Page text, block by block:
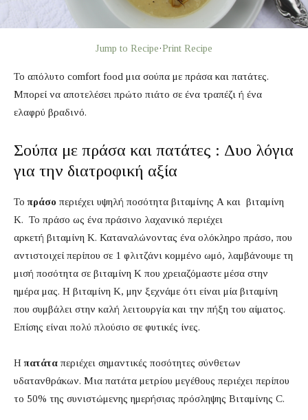
Jump to Recipe·Print Recipe
Το απόλυτο comfort food μια σούπα με πράσα και πατάτες.
Μπορεί να αποτελέσει πρώτο πιάτο σε ένα τραπέζι ή ένα
ελαφρύ βραδινό.
Σούπα με πράσα και πατάτες : Δυο λόγια
για την διατροφική αξία
Το πράσο περιέχει υψηλή ποσότητα βιταμίνης Α και βιταμίνη
Κ. Το πράσο ως ένα πράσινο λαχανικό περιέχει
αρκετή βιταμίνη Κ. Καταναλώνοντας ένα ολόκληρο πράσο, που
αντιστοιχεί περίπου σε 1 φλιτζάνι κομμένο ωμό, λαμβάνουμε τη
μισή ποσότητα σε βιταμίνη Κ που χρειαζόμαστε μέσα στην
ημέρα μας. Η βιταμίνη Κ, μην ξεχνάμε ότι είναι μία βιταμίνη
που συμβάλει στην καλή λειτουργία και την πήξη του αίματος.
Επίσης είναι πολύ πλούσιο σε φυτικές ίνες.
Ηπατάτα περιέχει σημαντικές ποσότητες σύνθετων
υδατανθράκων. Μια πατάτα μετρίου μεγέθους περιέχει περίπου
το 50% της συνιστώμενης ημερήσιας πρόσληψης Βιταμίνης C.